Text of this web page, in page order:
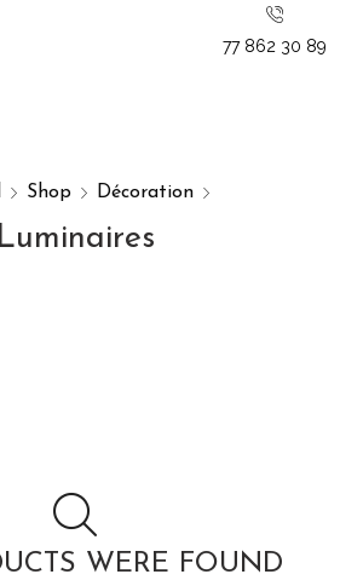
77 862 30 89
Shop Décoration
Luminaires
WERE FOUND